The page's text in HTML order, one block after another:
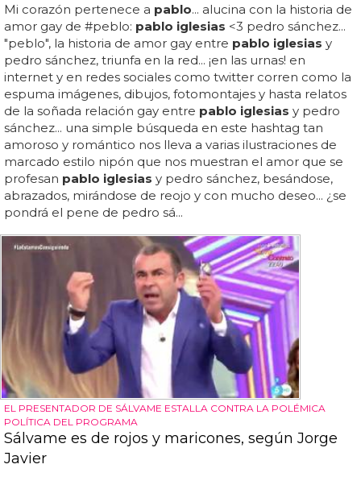
Mi corazón pertenece a pablo... alucina con la historia de
amor gay de #peblo: pablo iglesias <3 pedro sánchez...
"peblo", la historia de amor gay entre pablo iglesias y
pedro sánchez, triunfa en la red... ¡en las urnas! en
internet y en redes sociales como twitter corren como la
espuma imágenes, dibujos, fotomontajes y hasta relatos
de la soñada relación gay entre pablo iglesias y pedro
sánchez... una simple búsqueda en este hashtag tan
amoroso y romántico nos lleva a varias ilustraciones de
marcado estilo nipón que nos muestran el amor que se
profesan pablo iglesias y pedro sánchez, besándose,
abrazados, mirándose de reojo y con mucho deseo... ¿se
pondrá el pene de pedro sá...
EL PRESENTADOR DE SÁLVAME ESTALLA CONTRA LA POLÉMICA
POLÍTICA DEL PROGRAMA
Sálvame es de rojos y maricones, según Jorge
Javier